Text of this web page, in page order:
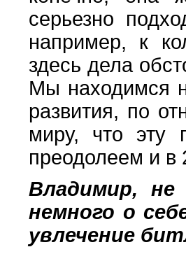
серьезно
например, к
здесь дела
Мы находимся
развития, по
миру, что эту
преодолеем и в
Владимир, не
немного о
увлечение